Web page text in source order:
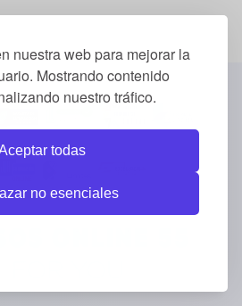
nuestra web para mejorar la
Mostrando contenido
nuestro tráfico.
todas
no esenciales